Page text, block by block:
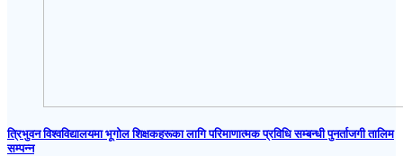
त्रिभुवन विश्वविद्यालयमा भूगोल शिक्षकहरूका लागि परिमाणात्मक प्रविधि सम्बन्धी पुनर्ताजगी तालिम
सम्पन्न